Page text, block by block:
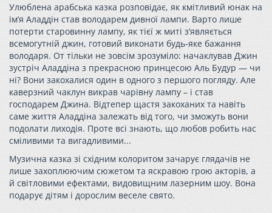
Улюблена арабська казка розповідає, як кмітливий юнак на
ім’я Аладдін став володарем дивної лампи. Варто лише
потерти старовинну лампу, як тієї ж миті з’являється
всемогутній джин, готовий виконати будь-яке бажання
володаря. От тільки не зовсім зрозуміло: начаклував Джин
зустріч Аладдіна з прекрасною принцесою Аль Будур — чи
ні? Вони закохалися один в одного з першого погляду. Але
каверзний чаклун викрав чарівну лампу – і став
господарем Джина. Відтепер щастя закоханих та навіть
саме життя Аладдіна залежать від того, чи зможуть вони
подолати лиходія. Проте всі знають, що любов робить нас
сміливими та вигадливими...
Музична казка зі східним колоритом зачарує глядачів не
лише захоплюючим сюжетом та яскравою грою акторів, а
й світловими ефектами, видовищним лазерним шоу. Вона
подарує дітям і дорослим веселе свято.